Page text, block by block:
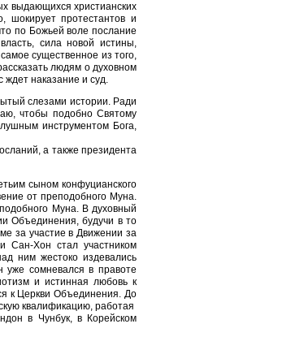
выдающихся христианских
шокирует протестантов и
по Божьей воле послание
сила новой истины,
существенное из того,
людям о духовном
ждет наказание и суд.
слезами истории. Ради
чтобы подобно Святому
инструментом Бога,
а также президента
сыном конфуцианского
от преподобного Муна.
Муна. В духовный
Объединения, будучи в то
за участие в Движении за
Сан-Хон стал участником
ним жестоко издевались
сомневался в правоте
и истинная любовь к
к Церкви Объединения. До
квалификацию, работая
в Чунбук, в Корейском